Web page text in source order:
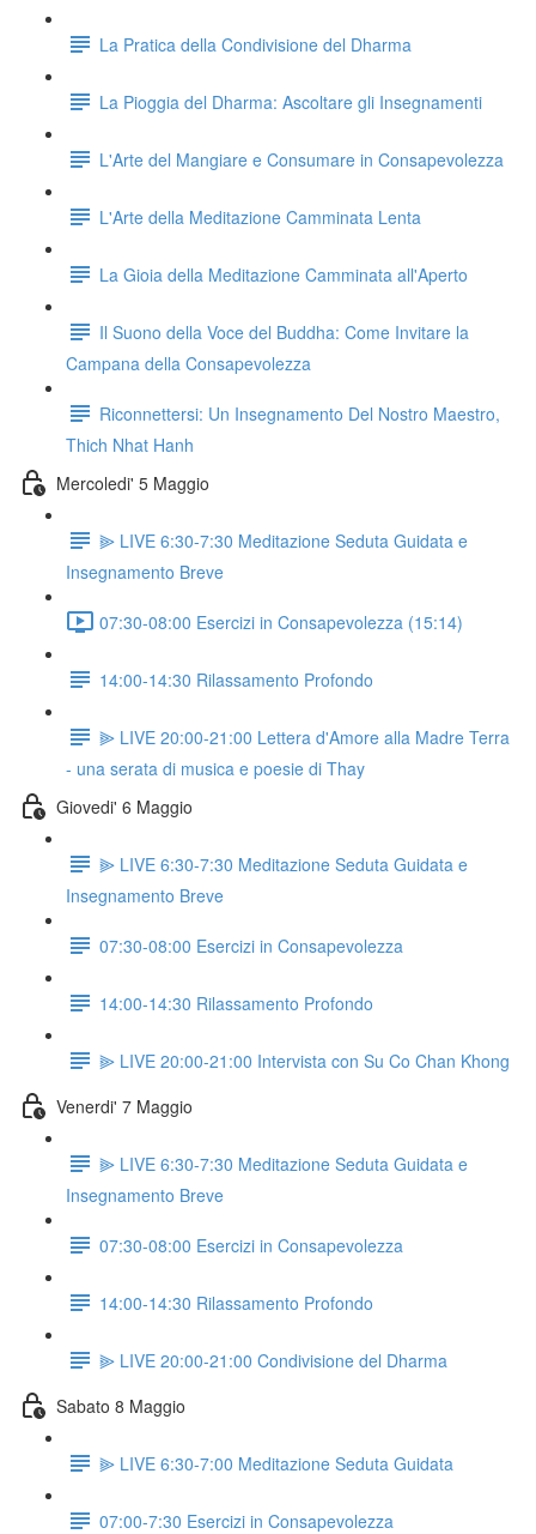
La Pratica della Condivisione del Dharma
La Pioggia del Dharma: Ascoltare gli Insegnamenti
L'Arte del Mangiare e Consumare in Consapevolezza
L'Arte della Meditazione Camminata Lenta
La Gioia della Meditazione Camminata all'Aperto
Il Suono della Voce del Buddha: Come Invitare la
Campana della Consapevolezza
Riconnettersi: Un Insegnamento Del Nostro Maestro,
Thich Nhat Hanh
Mercoledi' 5 Maggio
⫸ LIVE 6:30-7:30 Meditazione Seduta Guidata e
Insegnamento Breve
07:30-08:00 Esercizi in Consapevolezza (15:14)
14:00-14:30 Rilassamento Profondo
⫸ LIVE 20:00-21:00 Lettera d'Amore alla Madre Terra
- una serata di musica e poesie di Thay
Giovedi' 6 Maggio
⫸ LIVE 6:30-7:30 Meditazione Seduta Guidata e
Insegnamento Breve
07:30-08:00 Esercizi in Consapevolezza
14:00-14:30 Rilassamento Profondo
⫸ LIVE 20:00-21:00 Intervista con Su Co Chan Khong
Venerdi' 7 Maggio
⫸ LIVE 6:30-7:30 Meditazione Seduta Guidata e
Insegnamento Breve
07:30-08:00 Esercizi in Consapevolezza
14:00-14:30 Rilassamento Profondo
⫸ LIVE 20:00-21:00 Condivisione del Dharma
Sabato 8 Maggio
⫸ LIVE 6:30-7:00 Meditazione Seduta Guidata
07:00-7:30 Esercizi in Consapevolezza